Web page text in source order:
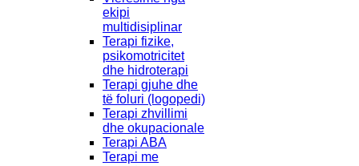
ekipi
multidisiplinar
Terapi fizike,
psikomotricitet
dhe hidroterapi
Terapi gjuhe dhe
të foluri (logopedi)
Terapi zhvillimi
dhe okupacionale
Terapi ABA
Terapi me